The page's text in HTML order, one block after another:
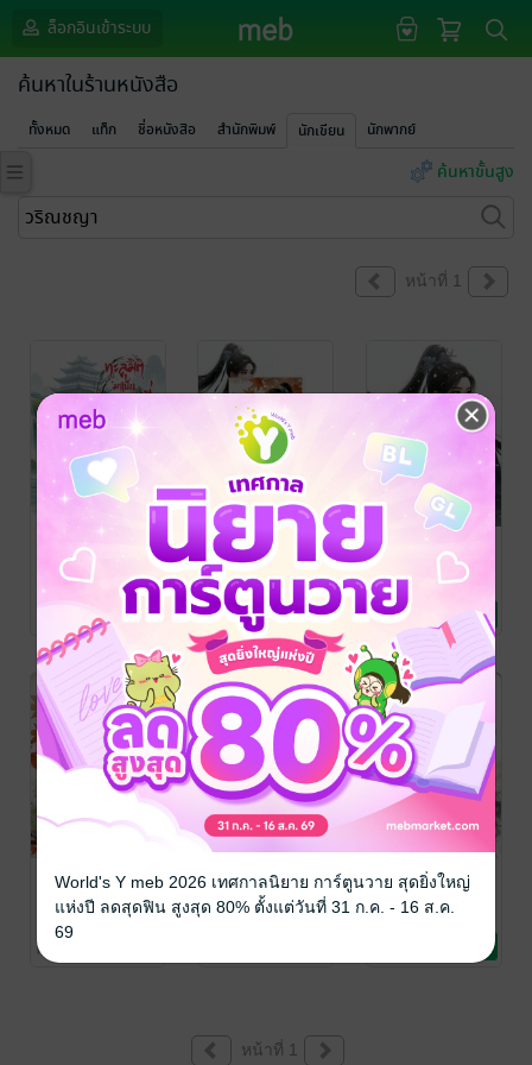
ล็อกอินเข้าระบบ
ค้นหาในร้านหนังสือ
ทั้งหมด แท็ก ชื่อหนังสือ สำนักพิมพ์ นักเขียน นักพากย์
ค้นหาขั้นสูง
หน้าที่ 1
ทะลุมิติมาเป็น
เทพกระบี่ไร้พลัง
วริณชญา
นิยายรักจีนโบราณ
SET สี่สตรีผู้มี
พลังวิเศษแห่ง
ต้าเผิง
วริณชญา
นิยายรักจีนโบราณ
1 Rating
สู่แดนภาพฝัน นิ
รันดร์รัก
วริณชญา
นิยายรักจีนโบราณ
1 Rating
สองวิญญาณ
วริณชญา
นิยายรักจีนโบราณ
No Rating
ในเนตรพราว
วริณชญา
ย้อนเวลารัก
พลิกชะตาแค้น
วริณชญา
หน้าที่ 1
World's Y meb 2026 เทศกาลนิยาย การ์ตูนวาย สุดยิ่งใหญ่
แห่งปี ลดสุดฟิน สูงสุด 80% ตั้งแต่วันที่ 31 ก.ค. - 16 ส.ค.
69